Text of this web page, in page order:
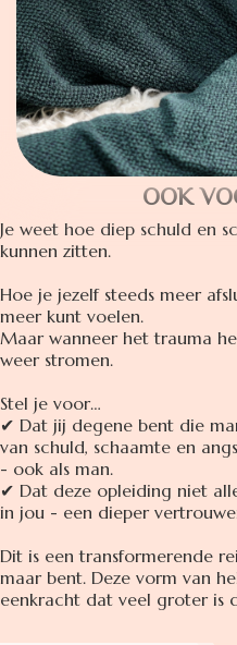
OOK
Je weet hoe diep schuld en
kunnen zitten.
Hoe je jezelf steeds meer
meer kunt voelen.
Maar wanneer het trauma
weer stromen.
Stel je voor…
✔ Dat jij degene bent die
van schuld, schaamte en
- ook als man.
✔ Dat deze opleiding niet
in jou - een dieper
Dit is een transformerende
maar bent. Deze vorm van
eenkracht dat veel groter is